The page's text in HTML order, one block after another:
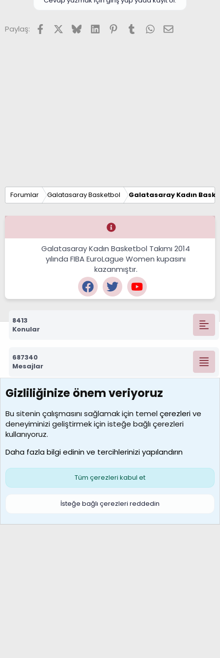
Paylaş: FacebookX (Twitter)
BlueskyLinkedInPinterest
TumblrWhatsApp
E-posta
Forumlar Galatasaray Basketbol Galatasaray Kadın
Galatasaray Kadın Basketbol Takımı 2014
yılında FIBA EuroLague Women kupasını
kazanmıştır.
8413
Konular
687340
Mesajlar
7390
Kullanıcılar
MosesBrownHayranı
Son üye
Çerezler
S
Gizliliğinize önem veriyoruz
Bu sitenin çalışmasını sağlamak için temelçerezlerive
deneyiminizi geliştirmek için isteğe bağlı çerezleri
kullanıyoruz.
Daha fazla bilgi edinin ve tercihlerinizi yapılandırın
Tüm çerezleri kabul et
İsteğe bağlı çerezleri reddedin